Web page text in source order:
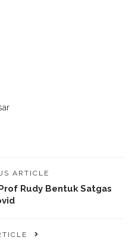
ARTICLE
Rudy Bentuk Satgas